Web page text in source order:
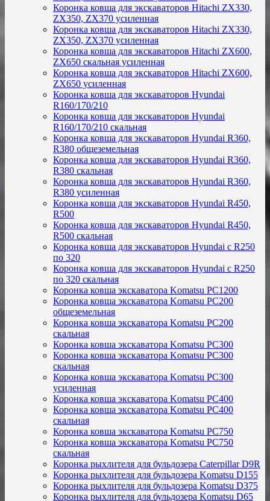
Коронка ковша для экскаваторов Hitachi ZX330,
ZX350, ZX370 усиленная
Коронка ковша для экскаваторов Hitachi ZX330,
ZX350, ZX370 усиленная
Коронка ковша для экскаваторов Hitachi ZX600,
ZX650 скальная усиленная
Коронка ковша для экскаваторов Hitachi ZX600,
ZX650 усиленная
Коронка ковша для экскаваторов Hyundai
R160/170/210
Коронка ковша для экскаваторов Hyundai
R160/170/210 скальная
Коронка ковша для экскаваторов Hyundai R360,
R380 общеземельная
Коронка ковша для экскаваторов Hyundai R360,
R380 скальная
Коронка ковша для экскаваторов Hyundai R360,
R380 усиленная
Коронка ковша для экскаваторов Hyundai R450,
R500
Коронка ковша для экскаваторов Hyundai R450,
R500 скальная
Коронка ковша для экскаваторов Hyundai с R250
по 320
Коронка ковша для экскаваторов Hyundai с R250
по 320 скальная
Коронка ковша экскаватора Komatsu PC1200
Коронка ковша экскаватора Komatsu PC200
общеземельная
Коронка ковша экскаватора Komatsu PC200
скальная
Коронка ковша экскаватора Komatsu PC300
Коронка ковша экскаватора Komatsu PC300
скальная
Коронка ковша экскаватора Komatsu PC300
усиленная
Коронка ковша экскаватора Komatsu PC400
Коронка ковша экскаватора Komatsu PC400
скальная
Коронка ковша экскаватора Komatsu PC750
Коронка ковша экскаватора Komatsu PC750
скальная
Коронка рыхлителя для бульдозера Caterpillar D9R
Коронка рыхлителя для бульдозера Komatsu D155
Коронка рыхлителя для бульдозера Komatsu D375
Коронка рыхлителя для бульдозера Komatsu D65